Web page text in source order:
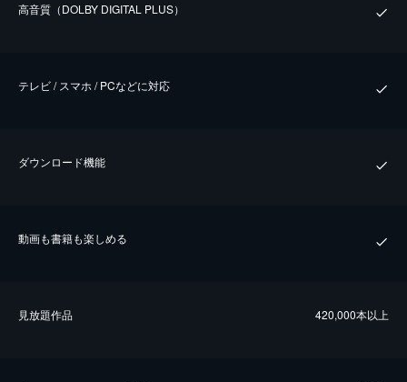
⾼⾳質（DOLBY DIGITAL PLUS）
テレビ / スマホ / PCなどに対応
ダウンロード機能
動画も書籍も楽しめる
⾒放題作品 420,000本以上